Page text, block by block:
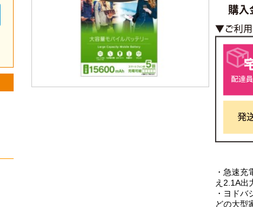
・急速
え2.1A出
・ヨド
どの大型